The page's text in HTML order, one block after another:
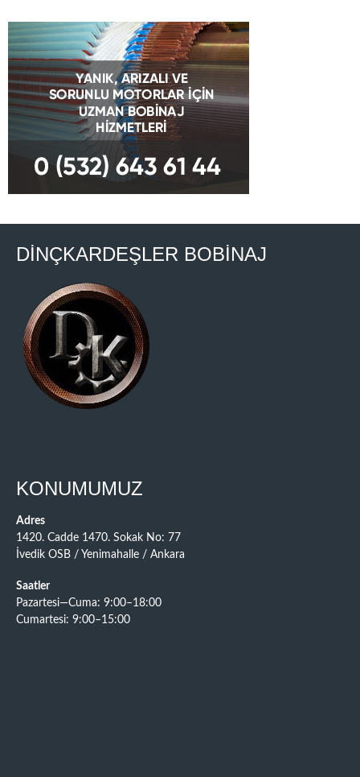
DİNÇKARDEŞLER BOBİNAJ
KONUMUMUZ
Adres
1420. Cadde 1470. Sokak No: 77
İvedik OSB / Yenimahalle / Ankara
Saatler
Pazartesi—Cuma: 9:00–18:00
Cumartesi: 9:00–15:00